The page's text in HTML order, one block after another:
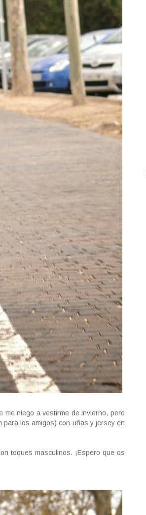
niego a vestirme de invierno, pero
los amigos) con uñas y jersey en
toques masculinos. ¡Espero que os